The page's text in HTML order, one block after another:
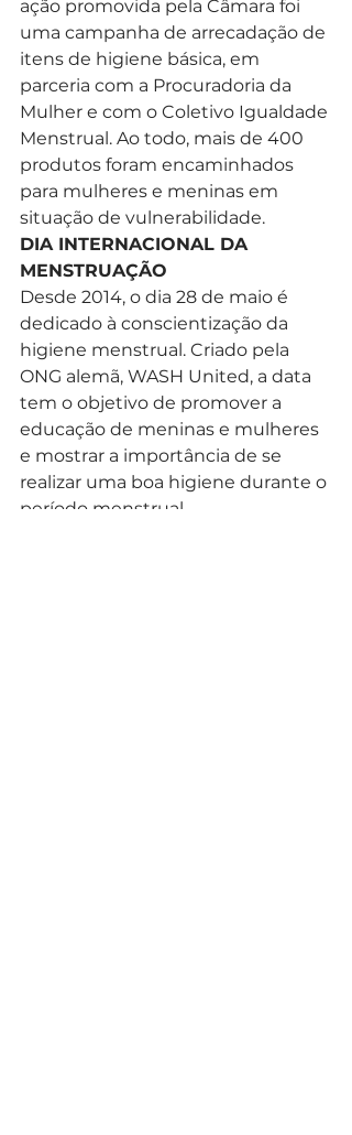
ação promovida pela Câmara foi
uma campanha de arrecadação de
itens de higiene básica, em
parceria com a Procuradoria da
Mulher e com o Coletivo Igualdade
Menstrual. Ao todo, mais de 400
produtos foram encaminhados
para mulheres e meninas em
situação de vulnerabilidade.
DIA INTERNACIONAL DA
MENSTRUAÇÃO
Desde 2014, o dia 28 de maio é
dedicado à conscientização da
higiene menstrual. Criado pela
ONG alemã, WASH United, a data
tem o objetivo de promover a
educação de meninas e mulheres
e mostrar a importância de se
realizar uma boa higiene durante o
período menstrual.